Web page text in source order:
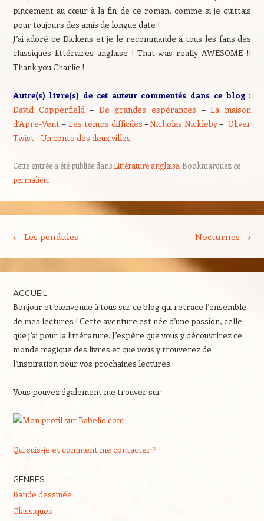
pincement au cœur à la fin de ce roman, comme si je quittais
pour toujours des amis de longue date !
J’ai adoré ce Dickens et je le recommande à tous les fans des
classiques littéraires anglaise ! That was really AWESOME !!
Thank you Charlie !
Autre(s) livre(s) de cet auteur commentés dans ce blog:
David Copperfield – De grandes espérances – La maison
d’Apre-Vent– Les temps difficiles –Nicholas Nickleby–Oliver
Twist–Un conte des deux villes
Cette entrée a été publiée dansLittérature anglaise. Bookmarquez ce
permalien.
← Les pendules Nocturnes →
ACCUEIL
Bonjour et bienvenue à tous sur ce blog qui retrace l’ensemble
de mes lectures ! Cette aventure est née d’une passion, celle
que j’ai pour la littérature. J’espère que vous y découvrirez ce
monde magique des livres et que vous y trouverez de
l’inspiration pour vos prochaines lectures.
Vous pouvez également me trouver sur
Qui suis-je et comment me contacter ?
GENRES
Bande dessinée
Classiques